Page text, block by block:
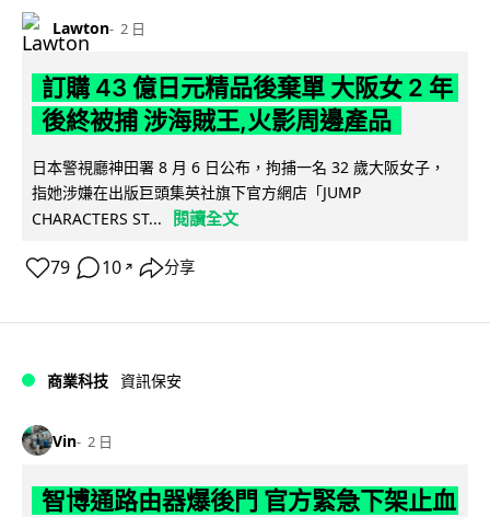
Lawton 2 日
訂購 43 億日元精品後棄單 大阪女 2 年
後終被捕 涉海賊王,火影周邊產品
日本警視廳神田署 8 月 6 日公布，拘捕一名 32 歲大阪女子，
指她涉嫌在出版巨頭集英社旗下官方網店「JUMP
CHARACTERS ST...
閱讀全文
79 10 ↗ 分享
商業科技 資訊保安
Vin 2 日
智博通路由器爆後門 官方緊急下架止血